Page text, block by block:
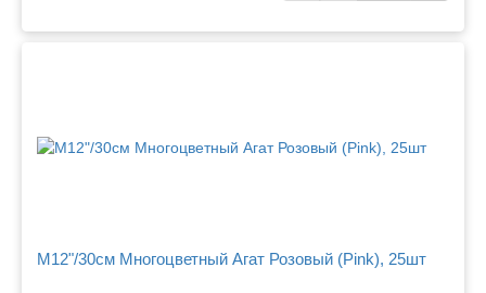
M12"/30см Многоцветный Агат Розовый (Pink), 25шт